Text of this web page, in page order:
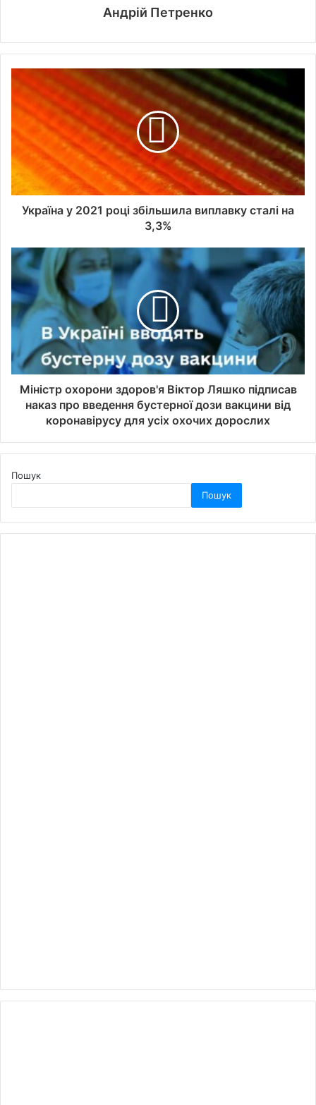
Андрій Петренко
Україна у 2021 році збільшила виплавку сталі на
3,3%
Міністр охорони здоров'я Віктор Ляшко підписав
наказ про введення бустерної дози вакцини від
коронавірусу для усіх охочих дорослих
Пошук
Пошук